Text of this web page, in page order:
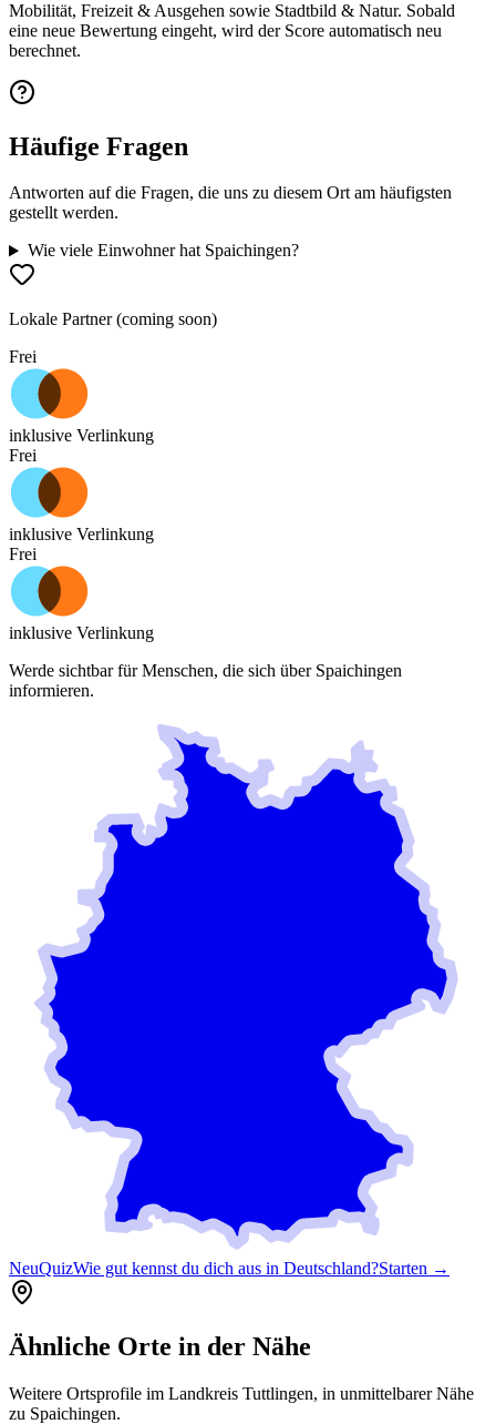
Mobilität, Freizeit & Ausgehen sowie Stadtbild & Natur. Sobald
eine neue Bewertung eingeht, wird der Score automatisch neu
berechnet.
Häufige Fragen
Antworten auf die Fragen, die uns zu diesem Ort am häufigsten
gestellt werden.
Wie viele Einwohner hat Spaichingen?
Lokale Partner (coming soon)
Frei
inklusive Verlinkung
Frei
inklusive Verlinkung
Frei
inklusive Verlinkung
Werde sichtbar für Menschen, die sich über Spaichingen
informieren.
NeuQuizWie gut kennst du dich aus in Deutschland?Starten →
Ähnliche Orte in der Nähe
Weitere Ortsprofile im Landkreis Tuttlingen, in unmittelbarer Nähe
zu Spaichingen.